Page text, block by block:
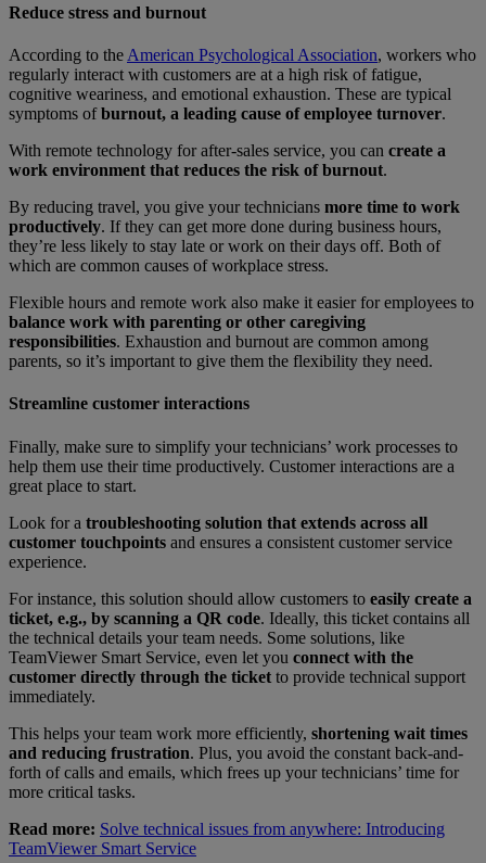
Reduce stress and burnout
According to the American Psychological Association, workers who
regularly interact with customers are at a high risk of fatigue,
cognitive weariness, and emotional exhaustion. These are typical
symptoms ofburnout, a leading cause of employee turnover.
With remote technology for after-sales service, you can create a
work environment that reduces the risk of burnout.
By reducing travel, you give your technicians more time to work
productively. If they can get more done during business hours,
they’re less likely to stay late or work on their days off. Both of
which are common causes of workplace stress.
Flexible hours and remote work also make it easier for employees to
balance work with parenting or other caregiving
responsibilities. Exhaustion and burnout are common among
parents, so it’s important to give them the flexibility they need.
Streamline customer interactions
Finally, make sure to simplify your technicians’ work processes to
help them use their time productively. Customer interactions are a
great place to start.
Look for a troubleshooting solution that extends across all
customer touchpoints and ensures a consistent customer service
experience.
For instance, this solution should allow customers to easily create a
ticket, e.g., by scanning a QR code. Ideally, this ticket contains all
the technical details your team needs. Some solutions, like
TeamViewer Smart Service, even let you connect with the
customer directly through the ticket to provide technical support
immediately.
This helps your team work more efficiently, shortening wait times
and reducing frustration. Plus, you avoid the constant back-and-
forth of calls and emails, which frees up your technicians’ time for
more critical tasks.
Read more: Solve technical issues from anywhere: Introducing
TeamViewer Smart Service